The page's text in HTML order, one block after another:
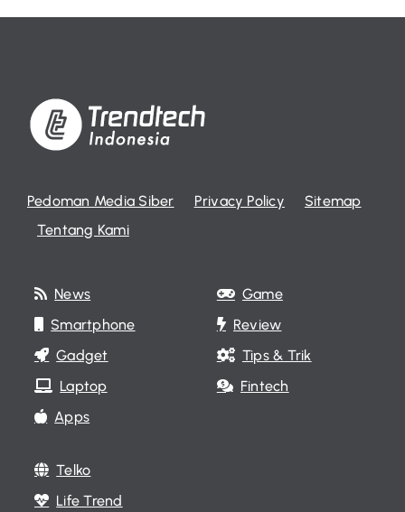
Pedoman Media Siber Privacy Policy
Sitemap
Tentang Kami
News
Smartphone
Gadget
Laptop
Apps
Game
Review
Tips & Trik
Fintech
Telko
Life Trend